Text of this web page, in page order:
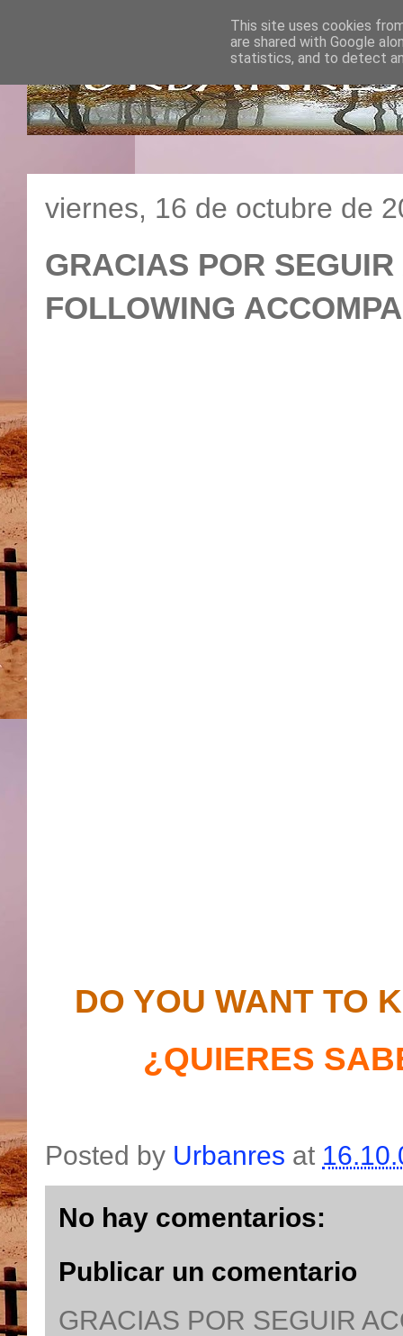
viernes, 16 de octubre de
GRACIAS POR
FOLLOWING
DO YOU WANT TO
¿QUIERES
Posted by Urbanres at
No hay comentarios:
Publicar un comentario
GRACIAS POR SEGUIR
This site uses cookies
are shared with Google
statistics, and to detect